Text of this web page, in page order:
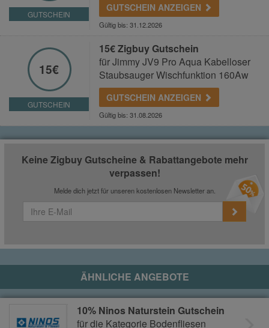
GUTSCHEIN
GUTSCHEIN ANZEIGEN
Gültig bis: 31.12.2026
15€
GUTSCHEIN
15€ Zigbuy Gutschein
für Jimmy JV9 Pro Aqua Kabelloser
Staubsauger Wischfunktion 160Aw
GUTSCHEIN ANZEIGEN
Gültig bis: 31.08.2026
Keine Zigbuy Gutscheine & Rabattangebote mehr
verpassen!
Melde dich jetzt für unseren kostenlosen Newsletter an.
ÄHNLICHE ANGEBOTE
10% Ninos Naturstein Gutschein
für die Kategorie Bodenfliesen